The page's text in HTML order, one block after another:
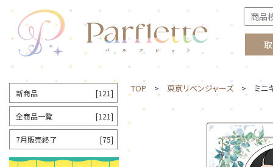
TOP > 東京リベンジャーズ> ミニキャ
新商品 [121]
全商品一覧 [121]
7月販売終了 [75]